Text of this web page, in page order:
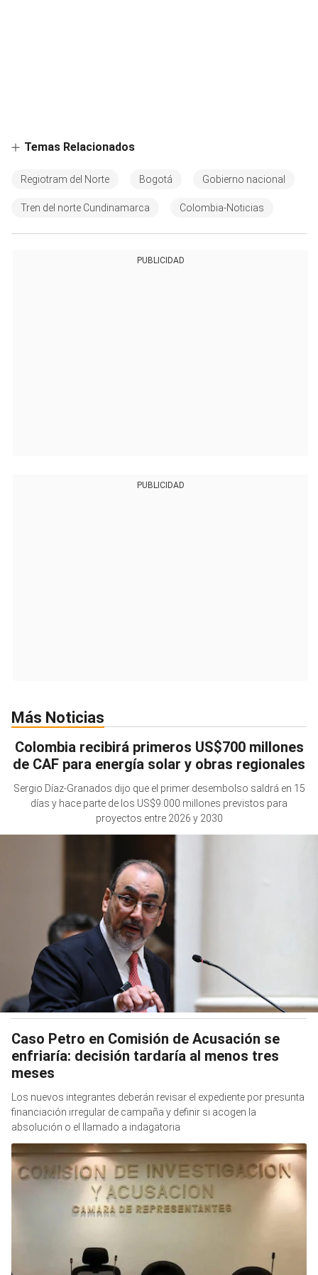
Temas Relacionados
Regiotram del Norte Bogotá Gobierno nacional
Tren del norte Cundinamarca Colombia-Noticias
PUBLICIDAD
PUBLICIDAD
Más Noticias
Colombia recibirá primeros US$700 millones
de CAF para energía solar y obras regionales
Sergio Díaz-Granados dijo que el primer desembolso saldrá en 15
días y hace parte de los US$9.000 millones previstos para
proyectos entre 2026 y 2030
Caso Petro en Comisión de Acusación se
enfriaría: decisión tardaría al menos tres
meses
Los nuevos integrantes deberán revisar el expediente por presunta
financiación irregular de campaña y definir si acogen la
absolución o el llamado a indagatoria